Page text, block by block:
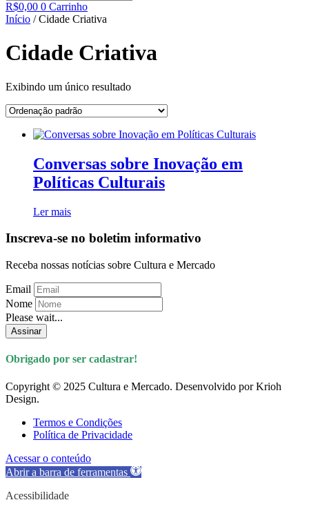
R$0,00 0 Carrinho
Início / Cidade Criativa
Cidade Criativa
Exibindo um único resultado
Conversas sobre Inovação em
Políticas Culturais
Ler mais
Inscreva-se no boletim informativo
Receba nossas notícias sobre Cultura e Mercado
Email
Nome
Please wait...
Assinar
Obrigado por ser cadastrar!
Copyright © 2025 Cultura e Mercado. Desenvolvido por Krioh
Design.
Termos e Condições
Política de Privacidade
Acessar o conteúdo
Abrir a barra de ferramentas
Acessibilidade